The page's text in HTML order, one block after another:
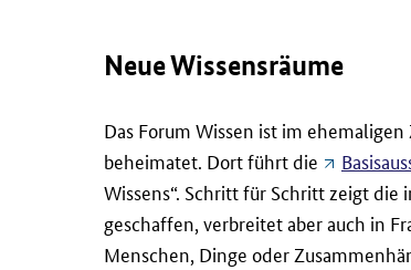
Neue Wissensräume
Das Forum Wissen ist im
beheimatet. Dort führt die
Wissens“. Schritt für Schritt zeigt
geschaffen, verbreitet aber auch in
Menschen, Dinge oder